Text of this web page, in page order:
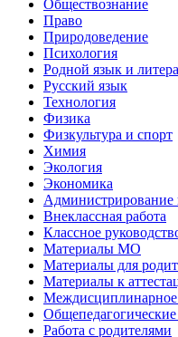
Обществознание
Право
Природоведение
Психология
Родной язык и
Русский язык
Технология
Физика
Физкультура и спорт
Химия
Экология
Экономика
Внеклассная работа
Классное
Материалы МО
Материалы для
Материалы к
Работа с родителями